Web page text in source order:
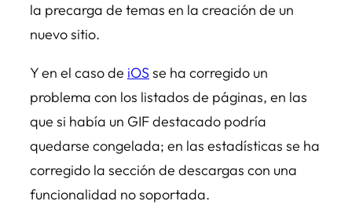
la precarga de temas en la creación de un
nuevo sitio.
Y en el caso de iOS se ha corregido un
problema con los listados de páginas, en las
que si había un GIF destacado podría
quedarse congelada; en las estadísticas se ha
corregido la sección de descargas con una
funcionalidad no soportada.